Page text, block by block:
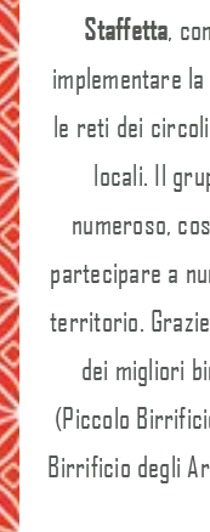
Staffetta,
implementare
le reti dei
locali. Il
numeroso,
partecipare a
territorio.
dei migliori
(Piccolo
Birrificio degli